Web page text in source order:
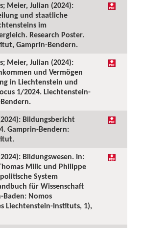
Meier, Julian (2024):
und staatliche
im
Research Poster.
Gamprin-Bendern.
Meier, Julian (2024):
und Vermögen
in Liechtenstein und
1/2024. Liechtenstein-
Bildungsbericht
Gamprin-Bendern:
Bildungswesen. In:
Milic und Philippe
System
für Wissenschaft
Baden: Nomos
Liechtenstein-Instituts, 1),